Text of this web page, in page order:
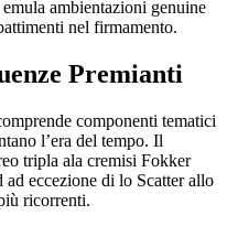
ambientazioni genuine
nel firmamento.
Premianti
componenti tematici
l’era del tempo. Il
tripla ala cremisi Fokker
eccezione di lo Scatter allo
ricorrenti.